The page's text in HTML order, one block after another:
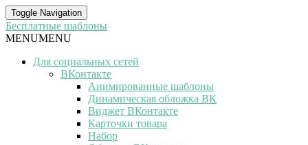
Toggle Navigation
Бесплатные шаблоны
MENUMENU
Для социальных сетей
ВКонтакте
Анимированные шаблоны
Динамическая обложка ВК
Виджет ВКонтакте
Карточки товара
Набор